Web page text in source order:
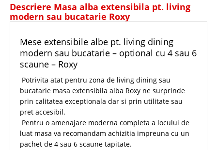
Descriere Masa alba extensibila pt. living
modern sau bucatarie Roxy
Mese extensibile albe pt. living dining
modern sau bucatarie – optional cu 4 sau 6
scaune – Roxy
Potrivita atat pentru zona de living dining sau
bucatarie masa extensibila alba Roxy ne surprinde
prin calitatea exceptionala dar si prin utilitate sau
pret accesibil.
Pentru o amenajare moderna completa a locului de
luat masa va recomandam achizitia impreuna cu un
pachet de 4 sau 6 scaune tapitate.